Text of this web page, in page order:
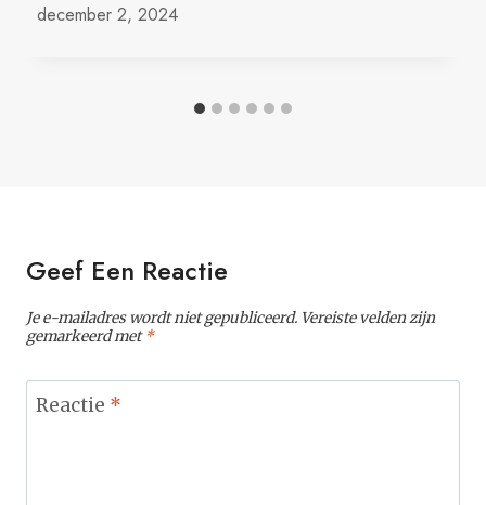
december 2, 2024
Geef Een Reactie
Je e-mailadres wordt niet gepubliceerd. Vereiste velden zijn
gemarkeerd met*
Reactie *